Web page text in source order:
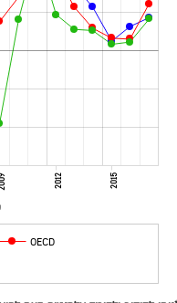
2012 2015
OECD